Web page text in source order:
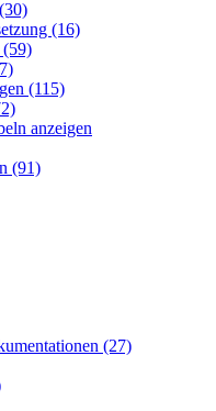
(16)
(59)
(115)
anzeigen
(91)
(27)